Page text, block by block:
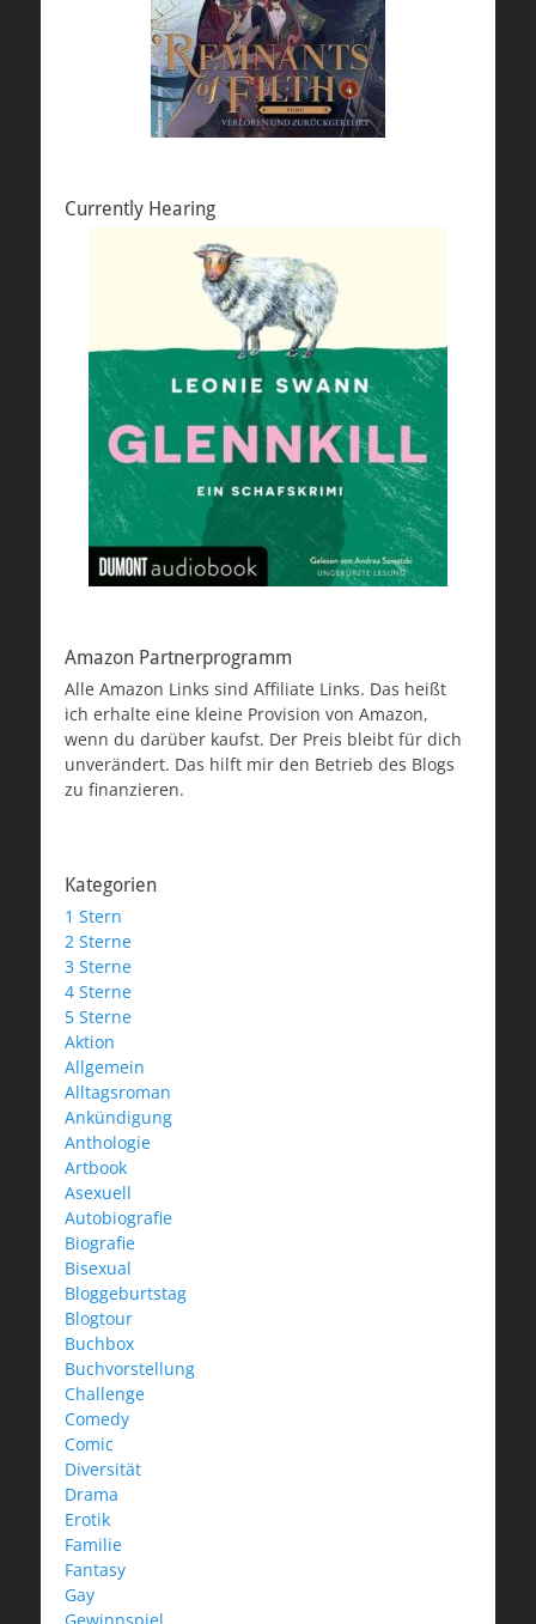
Currently Hearing
Amazon Partnerprogramm
Alle Amazon Links sind Affiliate Links. Das heißt
ich erhalte eine kleine Provision von Amazon,
wenn du darüber kaufst. Der Preis bleibt für dich
unverändert. Das hilft mir den Betrieb des Blogs
zu finanzieren.
Kategorien
1 Stern
2 Sterne
3 Sterne
4 Sterne
5 Sterne
Aktion
Allgemein
Alltagsroman
Ankündigung
Anthologie
Artbook
Asexuell
Autobiografie
Biografie
Bisexual
Bloggeburtstag
Blogtour
Buchbox
Buchvorstellung
Challenge
Comedy
Comic
Diversität
Drama
Erotik
Familie
Fantasy
Gay